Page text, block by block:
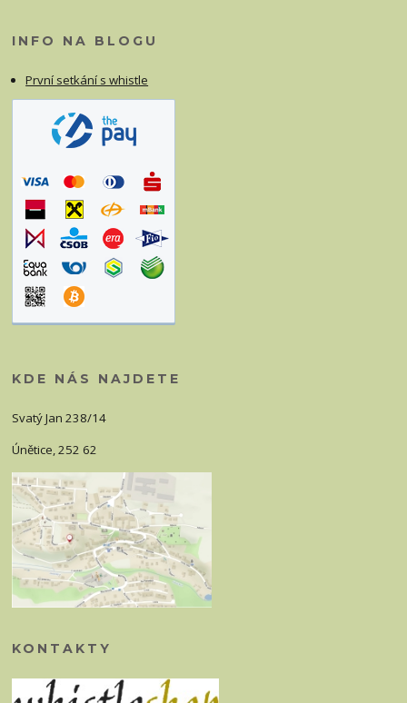
INFO NA BLOGU
První setkání s whistle
KDE NÁS NAJDETE
Svatý Jan 238/14
Únětice, 252 62
KONTAKTY